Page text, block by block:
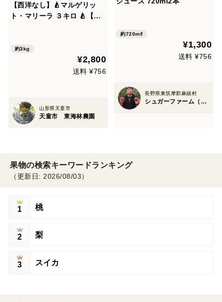
【西洋なし】🍐マルゲリッ
ト・マリーラ ３キロ 🍐【さ
約3kg
¥2,800
送料 ¥756
山形県天童市
天童市 東海林農園
約720mℓ
¥1,300
送料 ¥756
長野県東筑摩郡麻績村
シュガーファーム（長野県）
果物の検索キーワードランキング
（更新日: 2026/08/03）
1 桃
2 梨
3 スイカ